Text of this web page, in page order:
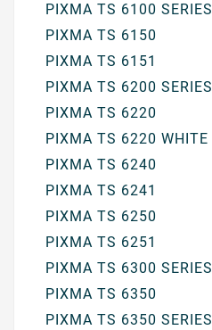
PIXMA TS 6100 SERIES
PIXMA TS 6150
PIXMA TS 6151
PIXMA TS 6200 SERIES
PIXMA TS 6220
PIXMA TS 6220 WHITE
PIXMA TS 6240
PIXMA TS 6241
PIXMA TS 6250
PIXMA TS 6251
PIXMA TS 6300 SERIES
PIXMA TS 6350
PIXMA TS 6350 SERIES